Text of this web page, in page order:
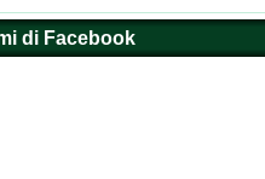
di Facebook